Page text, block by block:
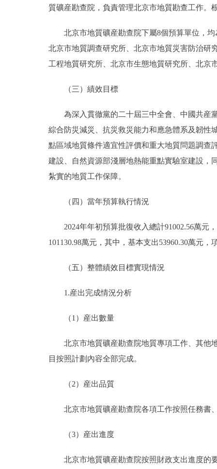
質礦産勘查院，負責管理北京市地質勘查工作。
北京市地質礦産勘查院下屬8個預算單位，
北京市地質調查研究所、北京市地質災害防治研
工程地質研究所、北京市生態地質研究所、北京
（三）績效目標
為深入貫徹黨的二十屆三中全會、中國共産
綜合防災減災、抗災救災能力和應急體系及韌性
點區域地質條件適宜性評價和重大地質問題調查
建設、自然資源部淺層地熱能重點實驗室建設，
紮實的地質工作保障。
（四）當年預算執行情況
2024年年初預算批復收入總計91002.56萬元
101130.98萬元，其中，基本支出53960.30萬元，
（五）整體績效目標實現情況
1.産出完成情況分析
（1）産出數量
北京市地質礦産勘查院地質專項工作、其他
目按照計劃內容全部完成。
（2）産出品質
北京市地質礦産勘查院各項工作按照任務書
（3）産出進度
北京市地質礦産勘查院按照財政支出進度的